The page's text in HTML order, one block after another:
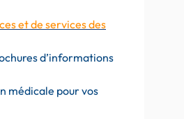
et de services des
d’informations
médicale pour vos